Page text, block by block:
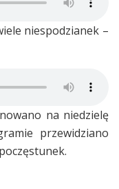
niespodzianek –
na niedzielę
przewidziano